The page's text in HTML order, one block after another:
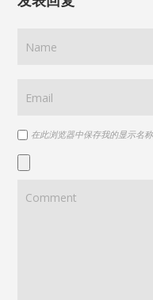
在此浏览器中保存我的显示名